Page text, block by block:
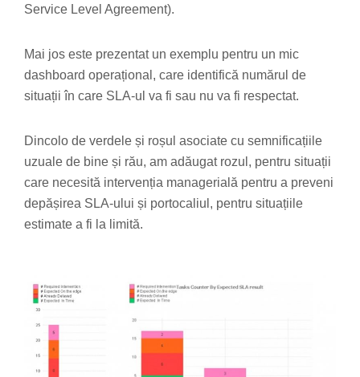
Service Level Agreement).
Mai jos este prezentat un exemplu pentru un mic
dashboard operațional, care identifică numărul de
situații în care SLA-ul va fi sau nu va fi respectat.
Dincolo de verdele și roșul asociate cu semnificațiile
uzuale de bine și rău, am adăugat rozul, pentru situații
care necesită intervenția managerială pentru a preveni
depășirea SLA-ului și portocaliul, pentru situațiile
estimate a fi la limită.